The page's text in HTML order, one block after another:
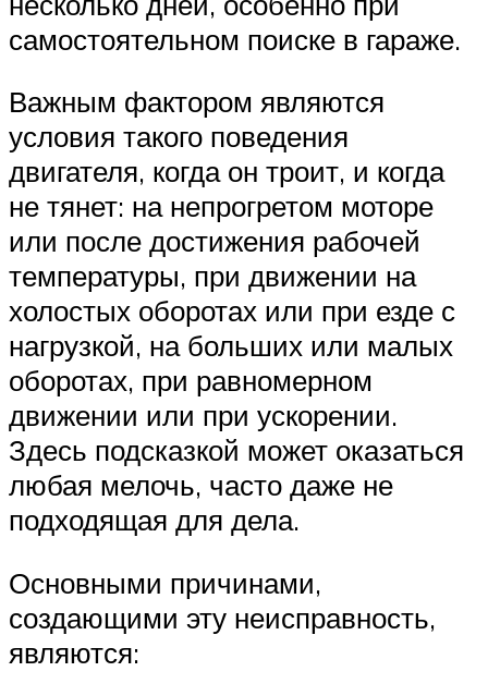
самостоятельном поиске в гараже.
Важным фактором являются
условия такого поведения
двигателя, когда он троит, и когда
не тянет: на непрогретом моторе
или после достижения рабочей
температуры, при движении на
холостых оборотах или при езде с
нагрузкой, на больших или малых
оборотах, при равномерном
движении или при ускорении.
Здесь подсказкой может оказаться
любая мелочь, часто даже не
подходящая для дела.
Основными причинами,
создающими эту неисправность,
являются: